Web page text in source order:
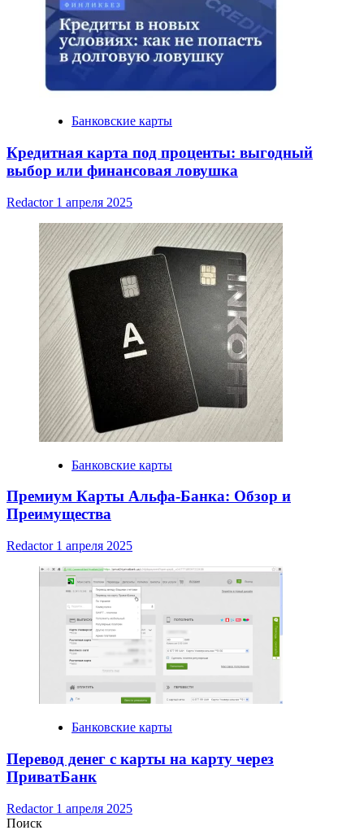
Банковские карты
Кредитная карта под проценты: выгодный
выбор или финансовая ловушка
Redactor 1 апреля 2025
Банковские карты
Премиум Карты Альфа-Банка: Обзор и
Преимущества
Redactor 1 апреля 2025
Банковские карты
Перевод денег с карты на карту через
ПриватБанк
Redactor 1 апреля 2025
Поиск